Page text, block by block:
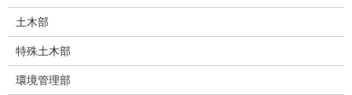
土木部
特殊土木部
環境管理部